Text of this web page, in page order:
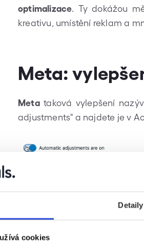
Detaily
cookies
optimalizace. Ty dokážou
kreativu, umístění reklam a
Meta:
Metataková vylepšení
adjustments" a najdete je v